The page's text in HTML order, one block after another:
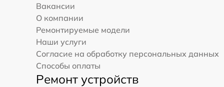
Вакансии
О компании
Ремонтируемые модели
Наши услуги
Согласие на обработку персональных данных
Способы оплаты
Ремонт устройств